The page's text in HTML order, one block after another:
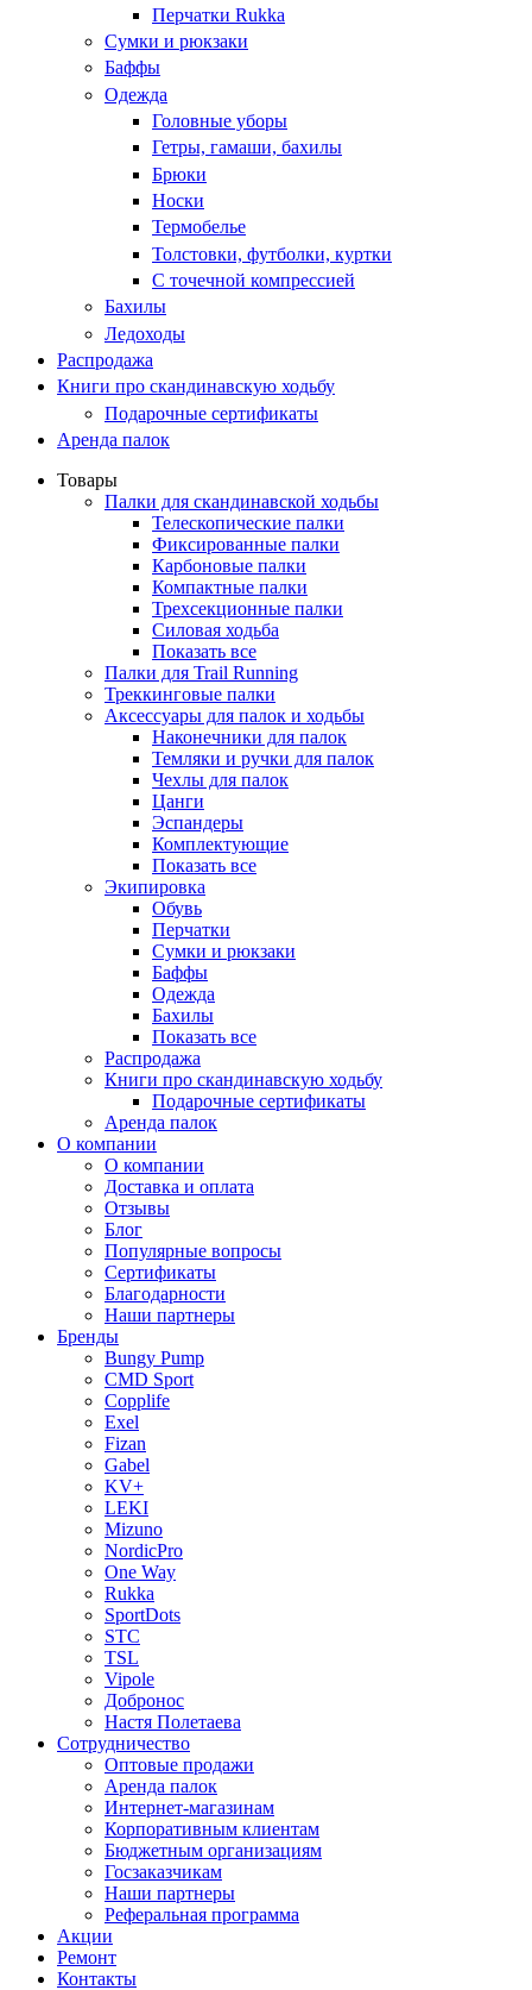
Перчатки Rukka
Сумки и рюкзаки
Баффы
Одежда
Головные уборы
Гетры, гамаши, бахилы
Брюки
Носки
Термобелье
Толстовки, футболки, куртки
С точечной компрессией
Бахилы
Ледоходы
Распродажа
Книги про скандинавскую ходьбу
Подарочные сертификаты
Аренда палок
Товары
Палки для скандинавской ходьбы
Телескопические палки
Фиксированные палки
Карбоновые палки
Компактные палки
Трехсекционные палки
Силовая ходьба
Показать все
Палки для Trail Running
Треккинговые палки
Аксессуары для палок и ходьбы
Наконечники для палок
Темляки и ручки для палок
Чехлы для палок
Цанги
Эспандеры
Комплектующие
Показать все
Экипировка
Обувь
Перчатки
Сумки и рюкзаки
Баффы
Одежда
Бахилы
Показать все
Распродажа
Книги про скандинавскую ходьбу
Подарочные сертификаты
Аренда палок
О компании
О компании
Доставка и оплата
Отзывы
Блог
Популярные вопросы
Сертификаты
Благодарности
Наши партнеры
Бренды
Bungy Pump
CMD Sport
Copplife
Exel
Fizan
Gabel
KV+
LEKI
Mizuno
NordicPro
One Way
Rukka
SportDots
STC
TSL
Vipole
Добронос
Настя Полетаева
Сотрудничество
Оптовые продажи
Аренда палок
Интернет-магазинам
Корпоративным клиентам
Бюджетным организациям
Госзаказчикам
Наши партнеры
Реферальная программа
Акции
Ремонт
Контакты